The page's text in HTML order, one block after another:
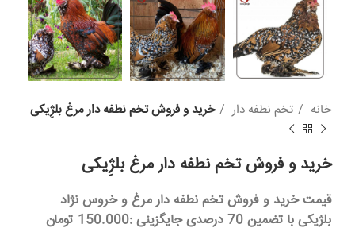
خانه تخم نطفه دار خرید و فروش تخم نطفه دار مرغ بلژِیکی
خرید و فروش تخم نطفه دار مرغ بلژِیکی
قیمت خرید و فروش تخم نطفه دار مرغ و خروس نژاد
بلژیکی با تضمین 70 درصدی جایگزینی :150.000 تومان